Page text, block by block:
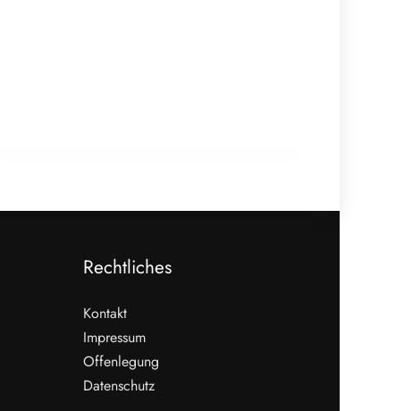
WEITERLESEN
Nicht verpassen
Rechtliches
Kontakt
Impressum
Offenlegung
Datenschutz